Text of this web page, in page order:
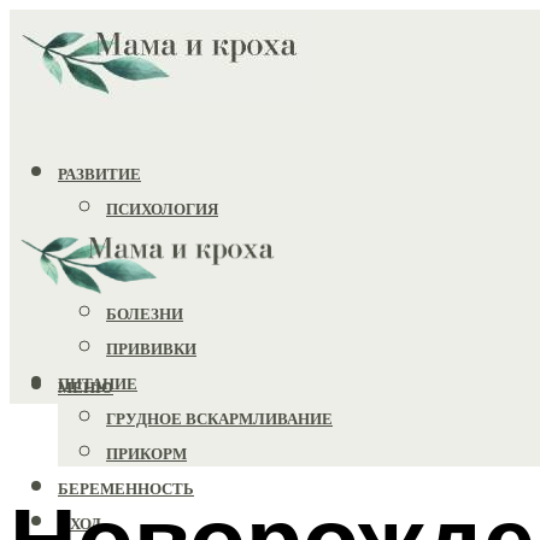
РАЗВИТИЕ
ПСИХОЛОГИЯ
ИГРУШКИ
ЗДОРОВЬЕ
БОЛЕЗНИ
ПРИВИВКИ
ПИТАНИЕ
ГРУДНОЕ ВСКАРМЛИВАНИЕ
ПРИКОРМ
БЕРЕМЕННОСТЬ
УХОД
МЕНЮ